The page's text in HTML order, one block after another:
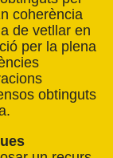
coherència
de vetllar en
per la plena
obtinguts